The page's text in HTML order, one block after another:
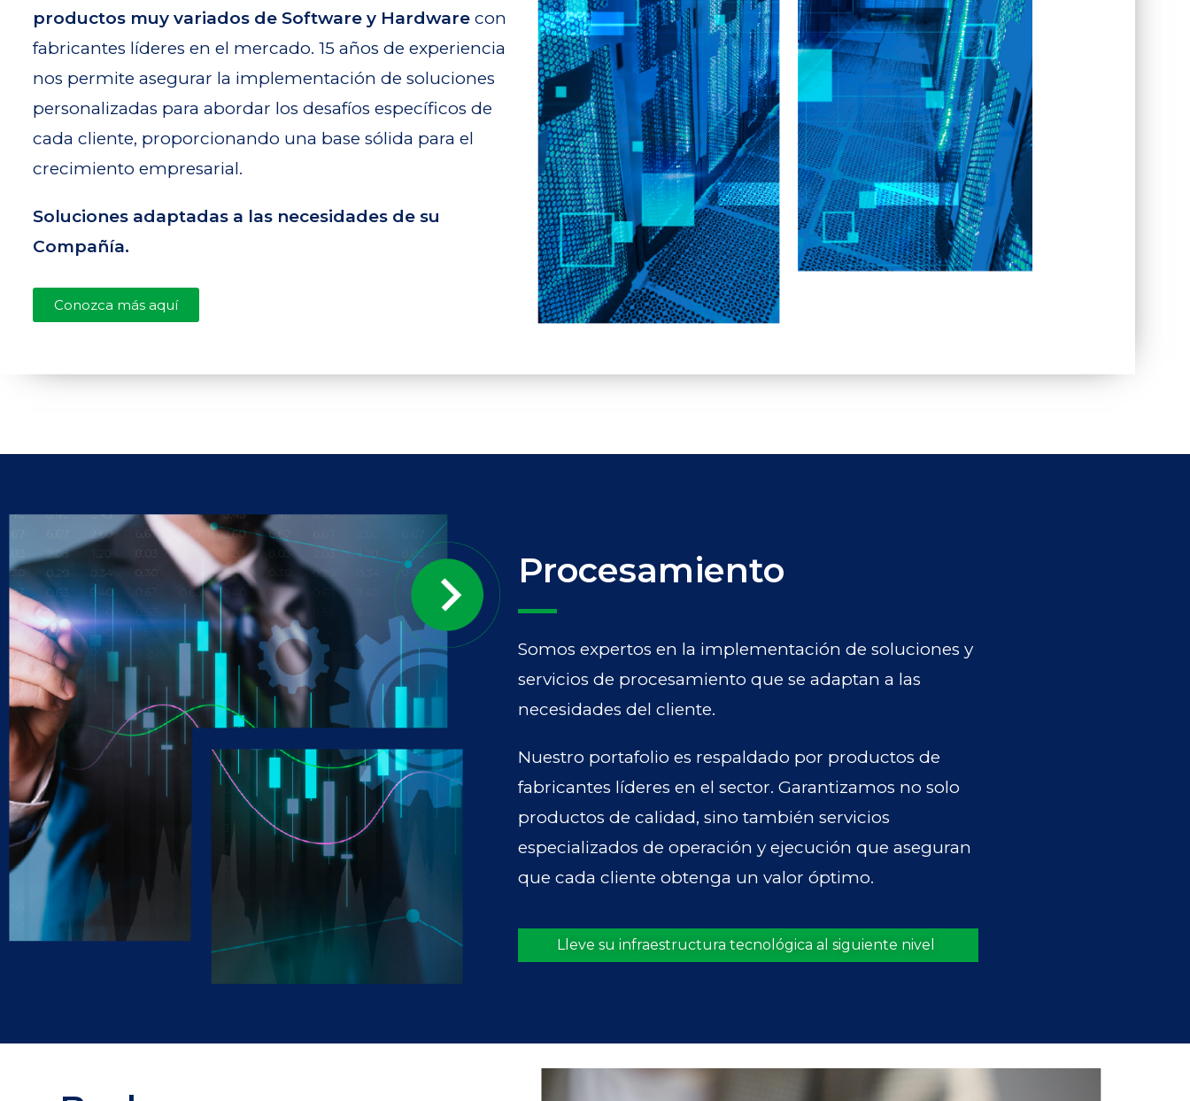
productos muy variados de Software y Hardware con
fabricantes líderes en el mercado. 15 años de experiencia
nos permite asegurar la implementación de soluciones
personalizadas para abordar los desafíos específicos de
cada cliente, proporcionando una base sólida para el
crecimiento empresarial.
Soluciones adaptadas a las necesidades de su
Compañía.
Conozca más aquí
Procesamiento
Somos expertos en la implementación de soluciones y
servicios de procesamiento que se adaptan a las
necesidades del cliente.
Nuestro portafolio es respaldado por productos de
fabricantes líderes en el sector. Garantizamos no solo
productos de calidad, sino también servicios
especializados de operación y ejecución que aseguran
que cada cliente obtenga un valor óptimo.
Lleve su infraestructura tecnológica al siguiente nivel